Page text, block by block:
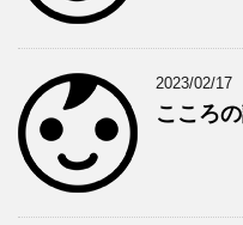
2023/02/17
こころ